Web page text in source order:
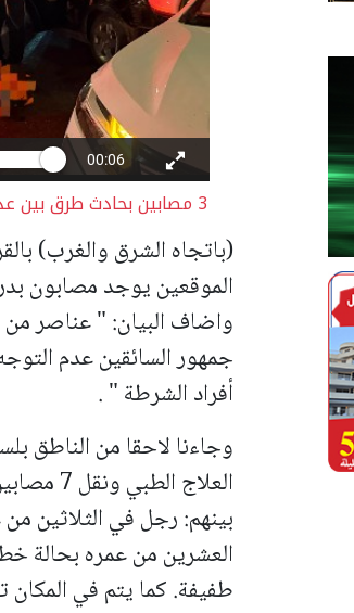
3 مصابين بحادث طرق بين عدة مركبات على شارع 1 في القدس | تصوير نجمة داوود الحمراء
(باتجاه الشرق والغرب)
الموقعين يوجد مصابون
واضاف البيان: " عناصر
جمهور السائقين عدم
أفراد الشرطة " .
وجاءنا لاحقا من الناطق
بينهم:رجل في الثلاثين
العشرين من عمره بحالة
طفيفة.كما يتم في المكان